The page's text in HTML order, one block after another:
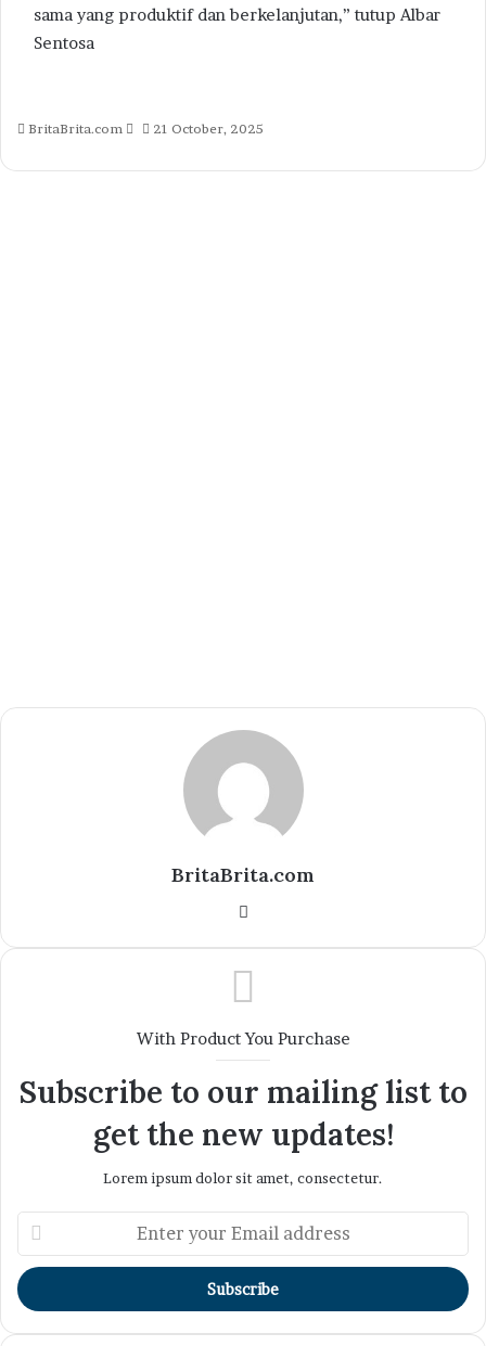
sama yang produktif dan berkelanjutan,” tutup Albar
Sentosa
BritaBrita.com
Send
email
21 October, 2025
BritaBrita.com
With Product You Purchase
Subscribe to our mailing list to
get the new updates!
Lorem ipsum dolor sit amet, consectetur.
your
Email
address